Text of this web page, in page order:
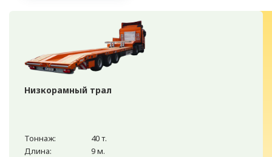
Низкорамный трал
Тоннаж:
40 т.
Длина:
9 м.